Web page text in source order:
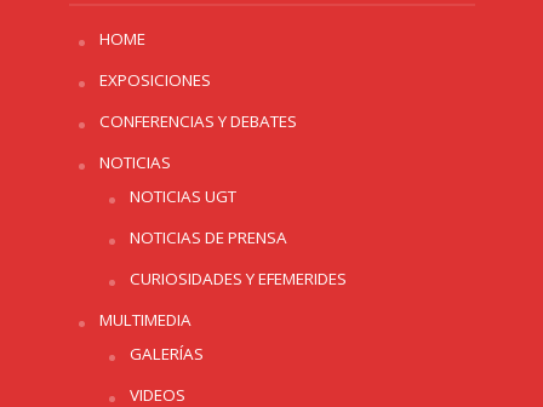
HOME
EXPOSICIONES
CONFERENCIAS Y DEBATES
NOTICIAS
NOTICIAS UGT
NOTICIAS DE PRENSA
CURIOSIDADES Y EFEMERIDES
MULTIMEDIA
GALERÍAS
VIDEOS